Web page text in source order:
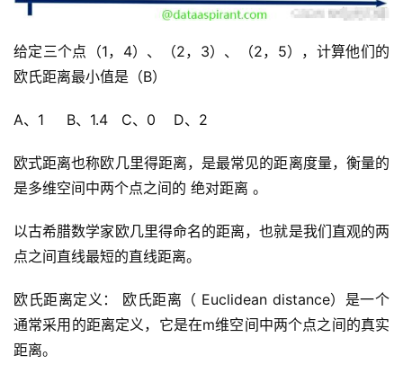
给定三个点（1，4）、（2，3）、（2，5），计算他们的
欧氏距离最小值是（B）
A、1     B、1.4   C、0    D、2
欧式距离也称欧几里得距离，是最常见的距离度量，衡量的
是多维空间中两个点之间的 绝对距离 。
以古希腊数学家欧几里得命名的距离，也就是我们直观的两
点之间直线最短的直线距离。
欧氏距离定义： 欧氏距离（ Euclidean distance）是一个
通常采用的距离定义，它是在m维空间中两个点之间的真实
距离。